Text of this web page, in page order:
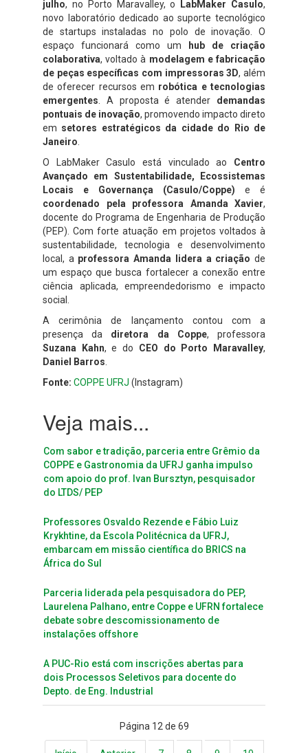
julho, no Porto Maravalley, o LabMaker Casulo,
novo laboratório dedicado ao suporte tecnológico
de startups instaladas no polo de inovação. O
espaço funcionará como um
hub de criação
colaborativa, voltado à modelagem e fabricação
de peças específicas com impressoras 3D, além
de oferecer recursos em robótica e tecnologias
emergentes . A proposta é atender demandas
pontuais de inovação, promovendo impacto direto
em setores estratégicos da cidade do Rio de
Janeiro
O LabMaker Casulo está vinculado ao Centro
Avançado em Sustentabilidade, Ecossistemas
Locais e Governança (Casulo/Coppe) e é
coordenado pela professora Amanda Xavier,
docente do Programa de Engenharia de Produção
(PEP). Com forte atuação em projetos voltados à
sustentabilidade, tecnologia e desenvolvimento
local, a professora Amanda lidera a criação de
um espaço que busca fortalecer a conexão entre
ciência aplicada, empreendedorismo e impacto
social.
A cerimônia de lançamento contou com a
presença da diretora da Coppe, professora
Suzana Kahn, e do CEO do Porto Maravalley,
Daniel Barros
Fonte: COPPE UFRJ (Instagram)
Com sabor e tradição, parceria entre Grêmio da
COPPE e Gastronomia da UFRJ ganha impulso
com apoio do prof. Ivan Bursztyn, pesquisador
do LTDS/ PEP
Professores Osvaldo Rezende e Fábio Luiz
Krykhtine, da Escola Politécnica da UFRJ,
embarcam em missão científica do BRICS na
África do Sul
Parceria liderada pela pesquisadora do PEP,
Laurelena Palhano, entre Coppe e UFRN fortalece
debate sobre descomissionamento de
instalações offshore
A PUC-Rio está com inscrições abertas para
dois Processos Seletivos para docente do
Depto. de Eng. Industrial
Página 12 de 69